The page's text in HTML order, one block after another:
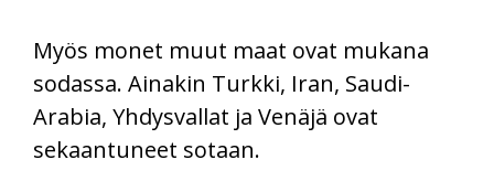
Myös monet muut maat ovat mukana
sodassa. Ainakin Turkki, Iran, Saudi-
Arabia, Yhdysvallat ja Venäjä ovat
sekaantuneet sotaan.